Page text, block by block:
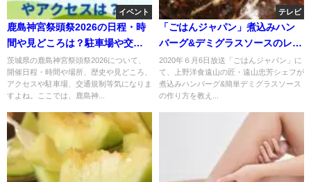
イベント
鹿島神宮祭頭祭2026の日程・時
間や見どころは？駐車場や交通
規制やアクセスは？
茨城県の鹿島神宮祭頭祭2026について、
開催日程・時間や場所、歴史や見どころ、
アクセスや駐車場、交通規制等気になりま
すよね。ここでは、鹿島神...
テレビ
「ごはんジャパン」煮込みハン
バーグ&デミグラスソースのレシ
ピ！遠山忠芳シェフが伝授！
2020年６月6日放送「ごはんジャパン」に
て、上野洋食遠山の匠・遠山忠芳シェフが
煮込みハンバーグ&簡単デミグラスソース
の作り方を教え...